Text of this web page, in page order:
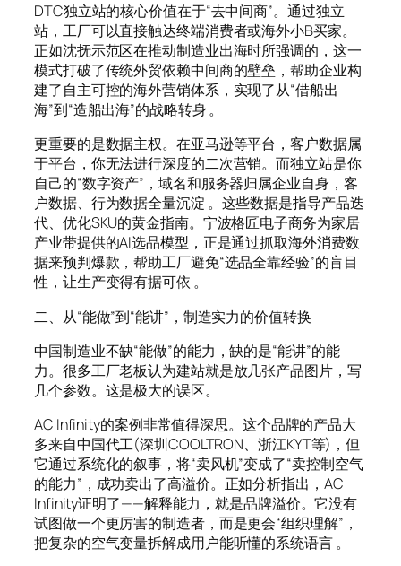
DTC独立站的核心价值在于“去中间商”。通过独立
站，工厂可以直接触达终端消费者或海外小B买家。
正如沈抚示范区在推动制造业出海时所强调的，这一
模式打破了传统外贸依赖中间商的壁垒，帮助企业构
建了自主可控的海外营销体系，实现了从“借船出
海”到“造船出海”的战略转身 。
更重要的是数据主权。在亚马逊等平台，客户数据属
于平台，你无法进行深度的二次营销。而独立站是你
自己的“数字资产”，域名和服务器归属企业自身，客
户数据、行为数据全量沉淀 。这些数据是指导产品迭
代、优化SKU的黄金指南。宁波格匠电子商务为家居
产业带提供的AI选品模型，正是通过抓取海外消费数
据来预判爆款，帮助工厂避免“选品全靠经验”的盲目
性，让生产变得有据可依 。
二、从“能做”到“能讲”，制造实力的价值转换
中国制造业不缺“能做”的能力，缺的是“能讲”的能
力。很多工厂老板认为建站就是放几张产品图片，写
几个参数。这是极大的误区。
AC Infinity的案例非常值得深思。这个品牌的产品大
多来自中国代工(深圳COOLTRON、浙江KYT等)，但
它通过系统化的叙事，将“卖风机”变成了“卖控制空气
的能力”，成功卖出了高溢价。正如分析指出，AC
Infinity证明了——解释能力，就是品牌溢价。它没有
试图做一个更厉害的制造者，而是更会“组织理解”，
把复杂的空气变量拆解成用户能听懂的系统语言 。